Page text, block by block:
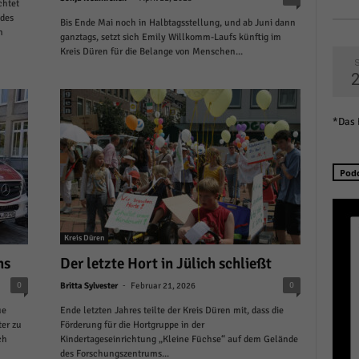
Bis Ende Mai noch in Halbtagsstellung, und ab Juni dann
ganztags, setzt sich Emily Willkomm-Laufs künftig im
Kreis Düren für die Belange von Menschen...
0
zu
Kreis Düren
Der letzte Hort in Jülich schließt
Britta Sylvester - Februar 21, 2026 0
Ende letzten Jahres teilte der Kreis Düren mit, dass die
Förderung für die Hortgruppe in der
Kindertageseinrichtung „Kleine Füchse“ auf dem Gelände
des Forschungszentrums...
*Das
manuellen Einwilligung mehr.
Cookie-Informationen anzeigen